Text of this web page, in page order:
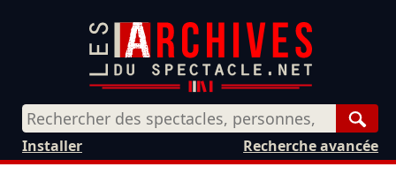
Recherche avancée
Installer